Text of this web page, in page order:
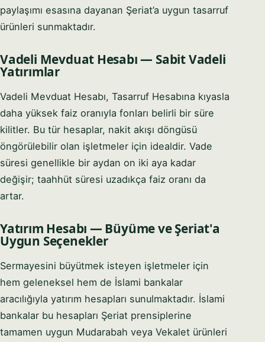
paylaşımı esasına dayanan Şeriat’a uygun tasarruf
ürünleri sunmaktadır.
Vadeli Mevduat Hesabı — Sabit Vadeli
Yatırımlar
Vadeli Mevduat Hesabı, Tasarruf Hesabına kıyasla
daha yüksek faiz oranıyla fonları belirli bir süre
kilitler. Bu tür hesaplar, nakit akışı döngüsü
öngörülebilir olan işletmeler için idealdir. Vade
süresi genellikle bir aydan on iki aya kadar
değişir; taahhüt süresi uzadıkça faiz oranı da
artar.
Yatırım Hesabı — Büyüme ve Şeriat'a
Uygun Seçenekler
Sermayesini büyütmek isteyen işletmeler için
hem geleneksel hem de İslami bankalar
aracılığıyla yatırım hesapları sunulmaktadır. İslami
bankalar bu hesapları Şeriat prensiplerine
tamamen uygun Mudarabah veya Vekalet ürünleri